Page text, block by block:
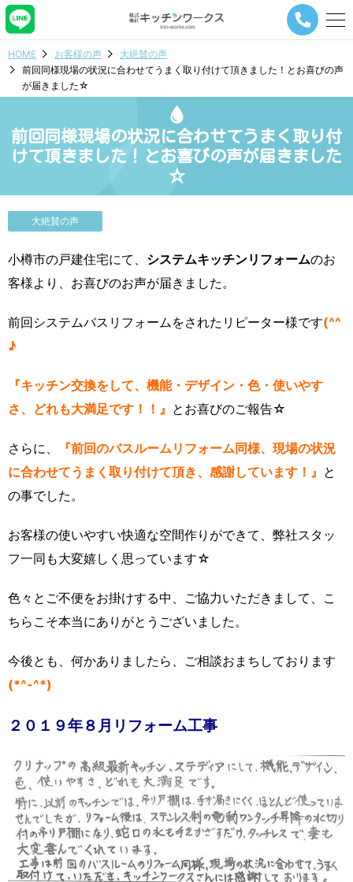
メ
ー
ビ
シ
ョ
ン
タ
HOME お客様の声
大絶賛の声
前回同様現場の状況に合わせてうまく取り付けて頂きました！とお喜びの声
が届きました☆
前回同様現場の状況に合わせてうまく取り付
けて頂きました！とお喜びの声が届きました
☆
大絶賛の声
小樽市の戸建住宅にて、 システムキッチンリフォームのお
客様より、お喜びのお声が届きました。
前回システムバスリフォームをされたリピーター様です(^^
♪
『キッチン交換をして、機能・デザイン・色・使いやす
さ、どれも大満足です！！』 とお喜びのご報告☆
さらに、
『前回のバスルームリフォーム同様、現場の状況
に合わせてうまく取り付けて頂き、感謝しています！』 と
の事でした。
お客様の使いやすい快適な空間作りができて、弊社スタッ
フ一同も大変嬉しく思っています☆
色々とご不便をお掛けする中、ご協力いただきまして、こ
ちらこそ本当にありがとうございました。
今後とも、何かありましたら、ご相談おまちしております
(*^-^*)
２０１９年８月リフォーム工事